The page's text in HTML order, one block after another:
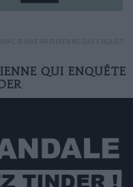
D’UNE PARISIENNE QUI ENQUÊTE
QUI ENQUÊTE